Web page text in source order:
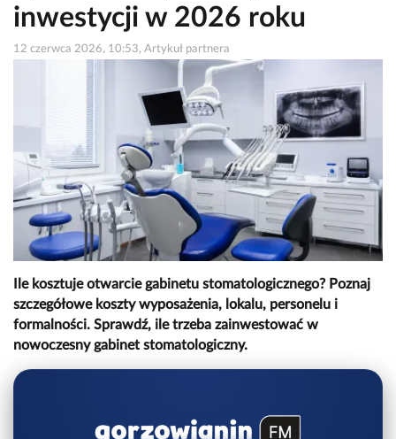
inwestycji w 2026 roku
12 czerwca 2026, 10:53, Artykuł partnera
Ile kosztuje otwarcie gabinetu stomatologicznego? Poznaj
szczegółowe koszty wyposażenia, lokalu, personelu i
formalności. Sprawdź, ile trzeba zainwestować w
nowoczesny gabinet stomatologiczny.